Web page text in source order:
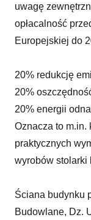
uwagę
opłacalność
Europejskiej do
20% redukcję
20%
20% energii
Oznacza to m.in.
praktycznych
wyrobów stolarki
Ściana budynku
Budowlane, Dz.